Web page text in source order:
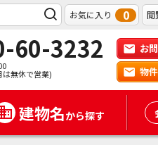
お気に入り 0 閲
60-3232
無休で営業)
お
物
建物名から探す